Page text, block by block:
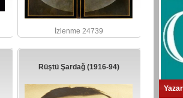
İzlenme 24739
Rüştü Şardağ (1916-94)